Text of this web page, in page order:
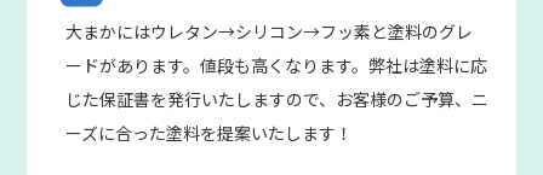
大まかにはウレタン→シリコン→フッ素と塗料のグレ
ードがあります。値段も高くなります。弊社は塗料に応
じた保証書を発行いたしますので、お客様のご予算、ニ
ーズに合った塗料を提案いたします！